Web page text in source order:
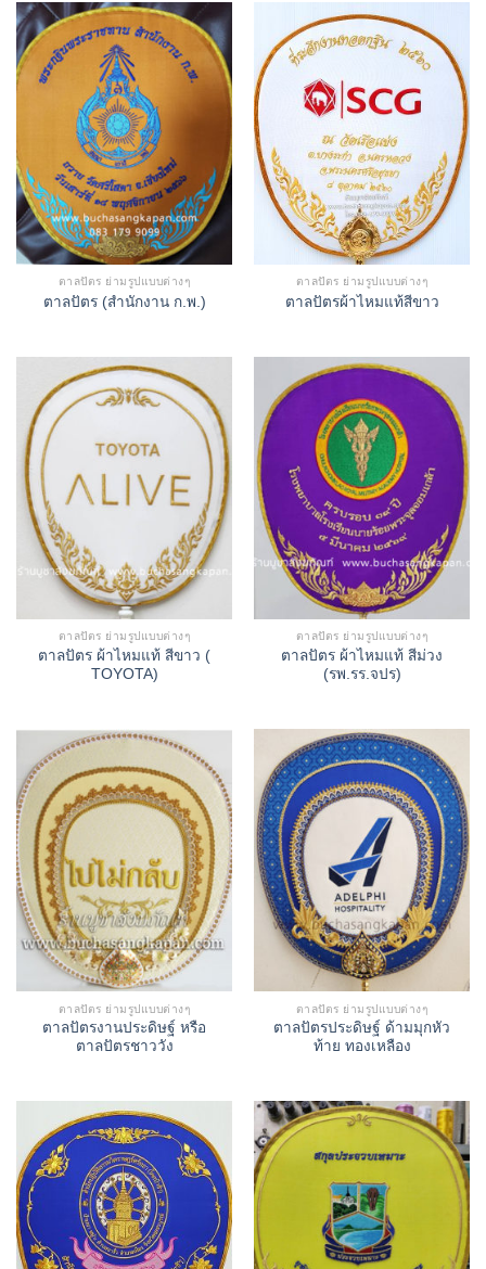
ตาลปัตร ย่ามรูปแบบต่างๆ
ตาลปัตร (สำนักงาน ก.พ.)
ตาลปัตร ย่ามรูปแบบต่างๆ
ตาลปัตรผ้าไหมแท้สีขาว
ตาลปัตร ย่ามรูปแบบต่างๆ
ตาลปัตร ผ้าไหมแท้ สีขาว (
TOYOTA)
ตาลปัตร ย่ามรูปแบบต่างๆ
ตาลปัตร ผ้าไหมแท้ สีม่วง
(รพ.รร.จปร)
ตาลปัตร ย่ามรูปแบบต่างๆ
ตาลปัตรงานประดิษฐ์ หรือ
ตาลปัตรชาววัง
ตาลปัตร ย่ามรูปแบบต่างๆ
ตาลปัตรประดิษฐ์ ด้ามมุกหัว
ท้าย ทองเหลือง